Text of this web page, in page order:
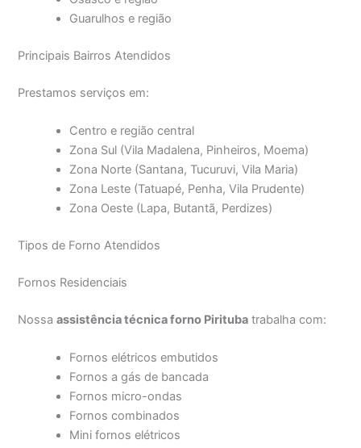
Guarulhos e região
Principais Bairros Atendidos
Prestamos serviços em:
Centro e região central
Zona Sul (Vila Madalena, Pinheiros, Moema)
Zona Norte (Santana, Tucuruvi, Vila Maria)
Zona Leste (Tatuapé, Penha, Vila Prudente)
Zona Oeste (Lapa, Butantã, Perdizes)
Tipos de Forno Atendidos
Fornos Residenciais
Nossaassistência técnica forno Pirituba trabalha com:
Fornos elétricos embutidos
Fornos a gás de bancada
Fornos micro-ondas
Fornos combinados
Mini fornos elétricos